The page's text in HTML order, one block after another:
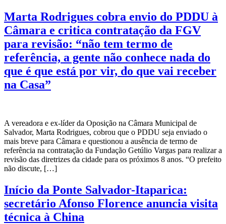
Marta Rodrigues cobra envio do PDDU à
Câmara e critica contratação da FGV
para revisão: “não tem termo de
referência, a gente não conhece nada do
que é que está por vir, do que vai receber
na Casa”
A vereadora e ex-líder da Oposição na Câmara Municipal de
Salvador, Marta Rodrigues, cobrou que o PDDU seja enviado o
mais breve para Câmara e questionou a ausência de termo de
referência na contratação da Fundação Getúlio Vargas para realizar a
revisão das diretrizes da cidade para os próximos 8 anos. “O prefeito
não discute, […]
Início da Ponte Salvador-Itaparica:
secretário Afonso Florence anuncia visita
técnica à China